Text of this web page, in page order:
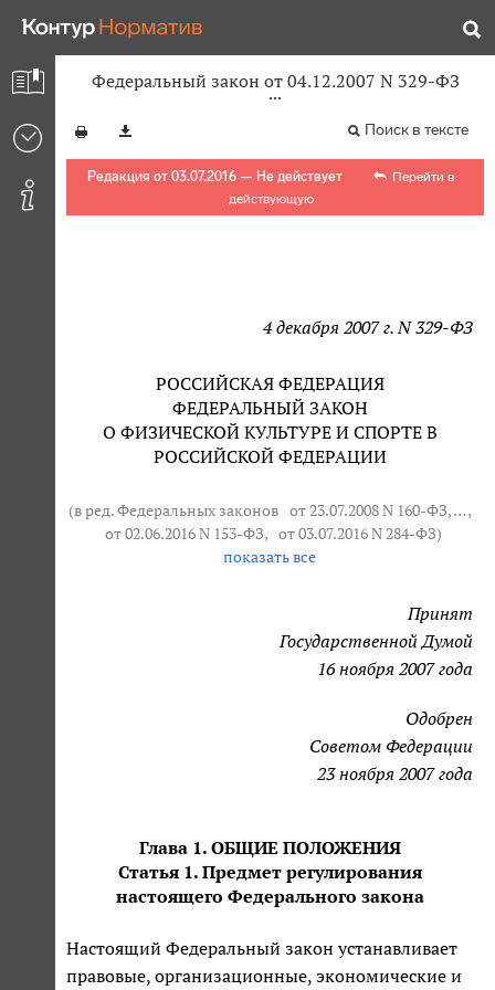
Федеральный закон от 04.12.2007 N 329-ФЗ
Поиск в тексте
Редакция от 03.07.2016 — Не действует
Перейти в
действующую
4 декабря 2007 г. N 329-ФЗ
РОССИЙСКАЯ ФЕДЕРАЦИЯ
ФЕДЕРАЛЬНЫЙ ЗАКОН
О ФИЗИЧЕСКОЙ КУЛЬТУРЕ И СПОРТЕ В
РОССИЙСКОЙ ФЕДЕРАЦИИ
(в ред. Федеральных законов от 23.07.2008 N 160-ФЗ, … ,
от 02.06.2016 N 153-ФЗ, от 03.07.2016 N 284-ФЗ)
показать все
Принят
Государственной Думой
16 ноября 2007 года
Одобрен
Советом Федерации
23 ноября 2007 года
Глава 1. ОБЩИЕ ПОЛОЖЕНИЯ
Статья 1. Предмет регулирования
настоящего Федерального закона
Настоящий Федеральный закон устанавливает
правовые, организационные, экономические и